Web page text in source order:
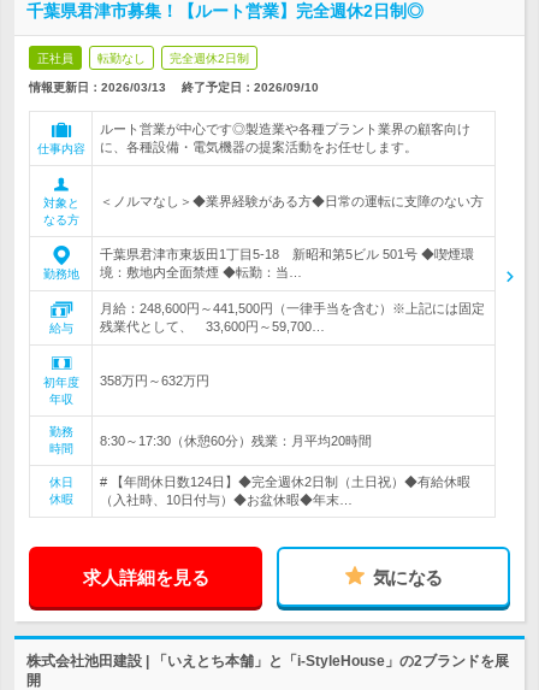
千葉県君津市募集！【ルート営業】完全週休2日制◎
正社員 転勤なし 完全週休2日制
情報更新日：2026/03/13 終了予定日： 2026/09/10
仕事内容
ルート営業が中心です◎製造業や各種プラント業界の顧客向け
に、各種設備・電気機器の提案活動をお任せします。
対象と
なる方
＜ノルマなし＞◆業界経験がある方◆日常の運転に支障のない方
勤務地
千葉県君津市東坂田1丁目5-18 新昭和第5ビル 501号 ◆喫煙環
境：敷地内全面禁煙 ◆転勤：当…
給与
月給：248,600円～441,500円（一律手当を含む）※上記には固定
残業代として、 33,600円～59,700…
初年度
年収
358万円～632万円
勤務
時間
8:30～17:30（休憩60分）残業：月平均20時間
休日
休暇
# 【年間休日数124日】◆完全週休2日制（土日祝）◆有給休暇
（入社時、10日付与）◆お盆休暇◆年末…
求人詳細を見る 気になる
株式会社池田建設 | 「いえとち本舗」と「i-StyleHouse」の2ブランドを展
開